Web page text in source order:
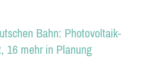
Bahn: Photovoltaik-
16 mehr in Planung